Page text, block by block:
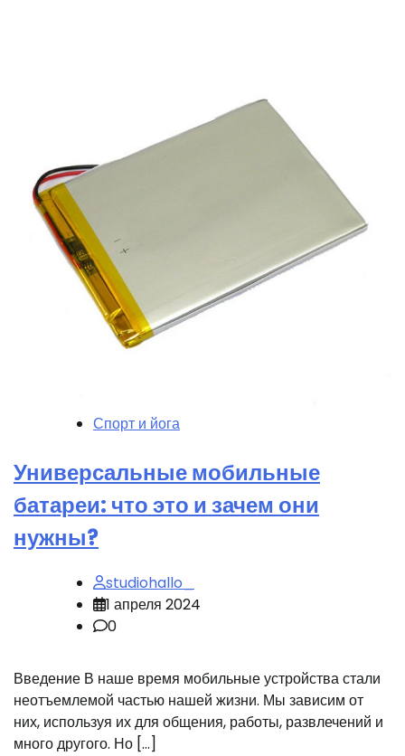
Спорт и йога
Универсальные мобильные
батареи: что это и зачем они
нужны?
studiohallo_
1 апреля 2024
0
Введение В наше время мобильные устройства стали
неотъемлемой частью нашей жизни. Мы зависим от
них, используя их для общения, работы, развлечений и
много другого. Но […]